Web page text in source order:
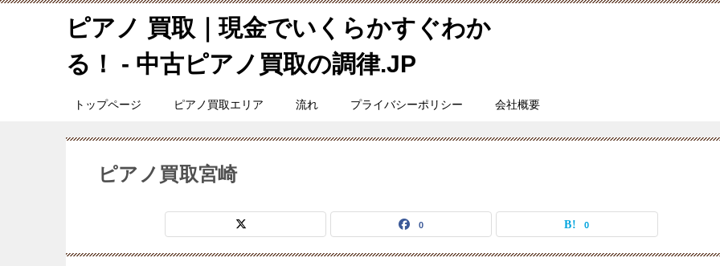
ピアノ 買取｜現金でいくらかすぐわか
る！ - 中古ピアノ買取の調律.JP
トップページ ピアノ買取エリア 流れ プライバシーポリシー 会社概要
ピアノ買取宮崎
0 0